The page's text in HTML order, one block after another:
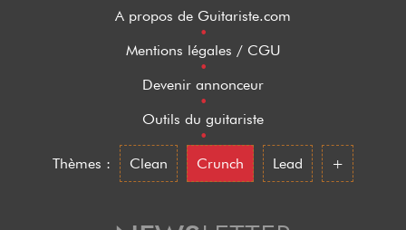
A propos de Guitariste.com
•
Mentions légales / CGU
•
Devenir annonceur
•
Outils du guitariste
•
Thèmes :
Clean Crunch Lead +